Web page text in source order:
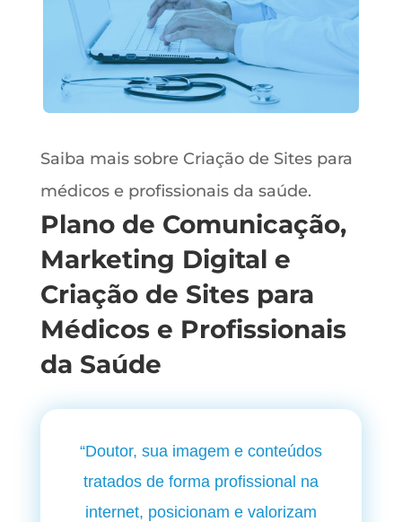
Saiba mais sobre Criação de Sites para
médicos e profissionais da saúde.
Plano de Comunicação,
Marketing Digital e
Criação de Sites para
Médicos e Profissionais
da Saúde
“Doutor, sua imagem e conteúdos
tratados de forma profissional na
internet, posicionam e valorizam